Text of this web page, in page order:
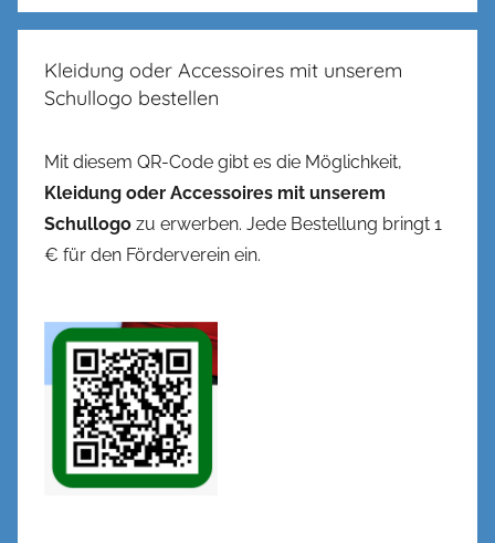
Kleidung oder Accessoires mit unserem
Schullogo bestellen
Mit diesem QR-Code gibt es die Möglichkeit,
Kleidung oder Accessoires mit unserem
Schullogo zu erwerben. Jede Bestellung bringt 1
€ für den Förderverein ein.